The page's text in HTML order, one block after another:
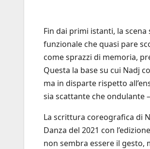
Fin dai primi istanti, la
funzionale che quasi pare
come sprazzi di memoria,
Questa la base su cui Nadj
ma in disparte rispetto
sia scattante che ondulante
La scrittura coreografica di
Danza del 2021 con l’edizione
non sembra essere il